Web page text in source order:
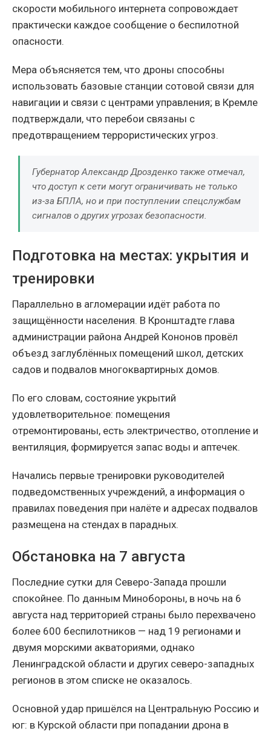
скорости мобильного интернета сопровождает
практически каждое сообщение о беспилотной
опасности.
Мера объясняется тем, что дроны способны
использовать базовые станции сотовой связи для
навигации и связи с центрами управления; в Кремле
подтверждали, что перебои связаны с
предотвращением террористических угроз.
Губернатор Александр Дрозденко также отмечал,
что доступ к сети могут ограничивать не только
из-за БПЛА, но и при поступлении спецслужбам
сигналов о других угрозах безопасности.
Подготовка на местах: укрытия и
тренировки
Параллельно в агломерации идёт работа по
защищённости населения. В Кронштадте глава
администрации района Андрей Кононов провёл
объезд заглублённых помещений школ, детских
садов и подвалов многоквартирных домов.
По его словам, состояние укрытий
удовлетворительное: помещения
отремонтированы, есть электричество, отопление и
вентиляция, формируется запас воды и аптечек.
Начались первые тренировки руководителей
подведомственных учреждений, а информация о
правилах поведения при налёте и адресах подвалов
размещена на стендах в парадных.
Обстановка на 7 августа
Последние сутки для Северо-Запада прошли
спокойнее. По данным Минобороны, в ночь на 6
августа над территорией страны было перехвачено
более 600 беспилотников — над 19 регионами и
двумя морскими акваториями, однако
Ленинградской области и других северо-западных
регионов в этом списке не оказалось.
Основной удар пришёлся на Центральную Россию и
юг: в Курской области при попадании дрона в